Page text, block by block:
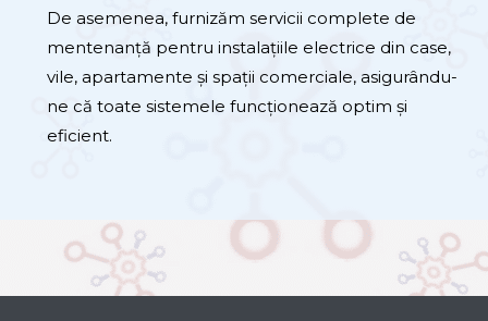
De asemenea, furnizăm servicii complete de
mentenanță pentru instalațiile electrice din case,
vile, apartamente și spații comerciale, asigurându-
ne că toate sistemele funcționează optim și
eficient.